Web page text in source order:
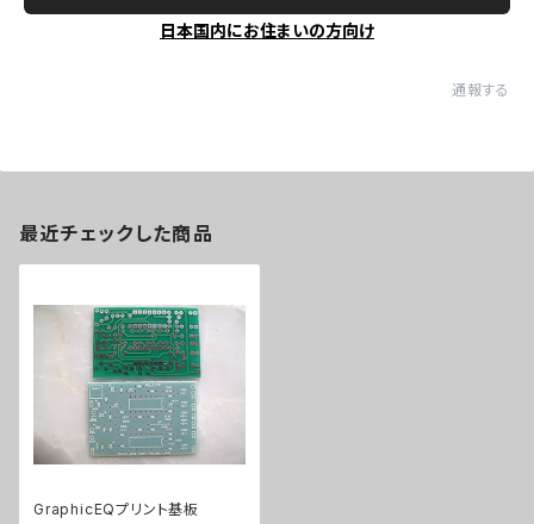
日本国内にお住まいの方向け
通報する
最近チェックした商品
GraphicEQプリント基板